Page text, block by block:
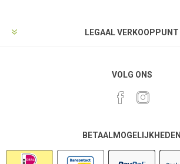
LEGAAL VERKOOPPUNT
VOLG ONS
BETAALMOGELIJKHEDEN